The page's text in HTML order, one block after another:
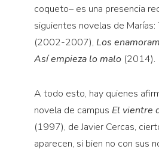
coqueto– es una presencia
siguientes novelas de Marías:
(2002-2007), Los
Así empieza lo malo(2014).
A todo esto, hay quienes
novela de campus El vientre
(1997), de Javier Cercas,
aparecen, si bien no con sus